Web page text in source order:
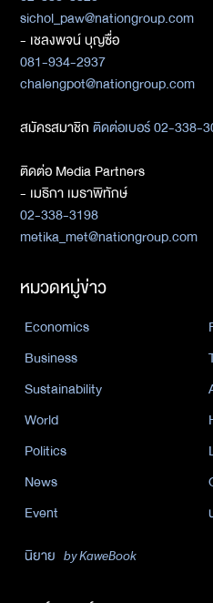
sichol_paw@nationgroup.com
- เชลงพจน์ บุญซื่อ
081-934-2937
chalengpot@nationgroup.com
สมัครสมาชิกติดต่อเบอร์ 02-338-
ติดต่อ Media Partners
- เมธิกา เมธาพิทักษ์
02-338-3198
metika_met@nationgroup.com
หมวดหมู่ข่าว
Economics
Business
Sustainability
World
Politics
News
Event
นิยาย by KaweBook